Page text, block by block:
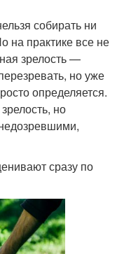
собирать ни
на практике все не
зрелость —
но уже
определяется.
но
сразу по